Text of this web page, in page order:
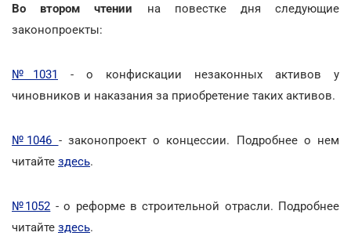
Во втором чтении на повестке дня следующие
законопроекты:
№1031
- о конфискации незаконных активов у
чиновников и наказания за приобретение таких активов.
№1046 - законопроект о концессии. Подробнее о нем
читайте здесь.
№1052 - о реформе в строительной отрасли. Подробнее
читайте здесь.